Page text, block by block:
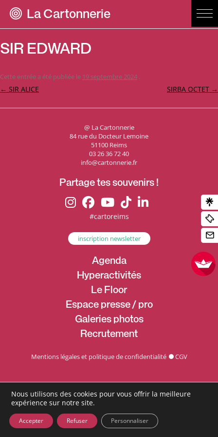
La Cartonnerie
SIR EDWARD
Cette entrée a été publiée le 19 septembre 2024 .
Navigation
← SIR ALICE SIRBA OCTET →
@ La Cartonnerie
84 rue du Docteur Lemoine
51100 Reims
03 26 36 72 40
info@cartonnerie.fr
Partage tes souvenirs !
#cartoreims
inscription newsletter
Agenda
Hyperactivités
Le Floor
Espace presse / pro
Galeries photos
Recrutement
Mentions légales et politique de confidentialité CGV
Nous utilisons des cookies pour vous offrir la meilleure
expérience sur notre site.
Accepter Refuser Personnaliser